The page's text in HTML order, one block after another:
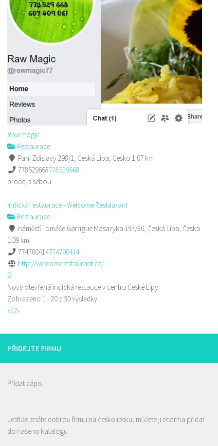
Raw magie
Restaurace
Paní Zdislavy 298/1, Česká Lípa, Česko 1.07 km
778529668778529668
prodej s sebou
Indická restaurace - Welcome Restaurant
Restaurace
náměstí Tomáše Garrigue Masaryka 197/30, Česká Lípa, Česko
1.09 km
774700414774700414
http://welcomerestaurant.cz/
Nově otevřená indická restauce v centru České Lípy
Zobrazeno 1 - 20 z 30 výsledky
«12»
PŘIDEJTE FIRMU
Přidat zápis
Jestliže znáte dobrou firmu na českolipsku, můžete ji zdarma přidat
do našeno katalogu